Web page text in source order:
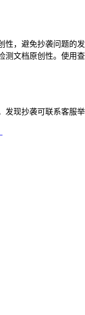
，避免抄袭问题的
文档原创性。使用
现抄袭可联系客服